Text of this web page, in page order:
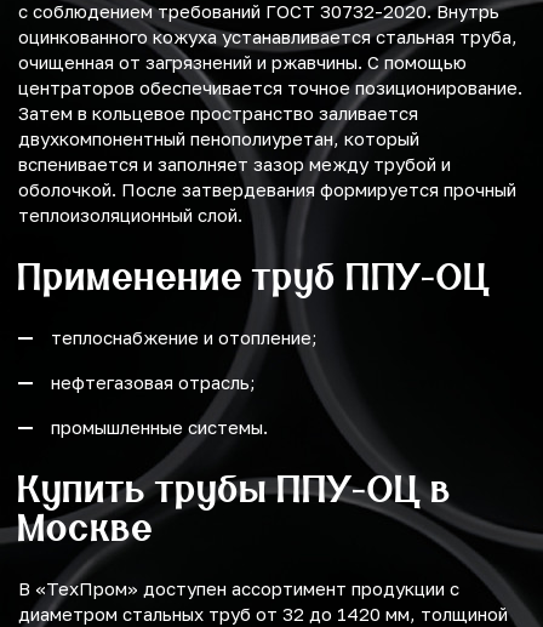
с соблюдением требований ГОСТ 30732-2020. Внутрь
оцинкованного кожуха устанавливается стальная труба,
очищенная от загрязнений и ржавчины. С помощью
центраторов обеспечивается точное позиционирование.
Затем в кольцевое пространство заливается
двухкомпонентный пенополиуретан, который
вспенивается и заполняет зазор между трубой и
оболочкой. После затвердевания формируется прочный
теплоизоляционный слой.
Применение труб ППУ-ОЦ
теплоснабжение и отопление;
нефтегазовая отрасль;
промышленные системы.
Купить трубы ППУ-ОЦ в
Москве
В «ТехПром» доступен ассортимент продукции с
диаметром стальных труб от 32 до 1420 мм, толщиной